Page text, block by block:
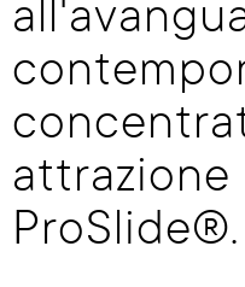
attrazione
ProSlide®.